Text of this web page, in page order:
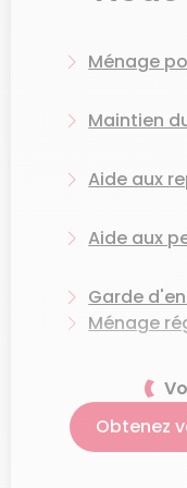
quelles
propreté, une
Charleville-
Grand
Lavage des
Ménage
Maintien
Aide aux
Aide aux
Garde
Ménage
Aide aux
Grand
Obtenez